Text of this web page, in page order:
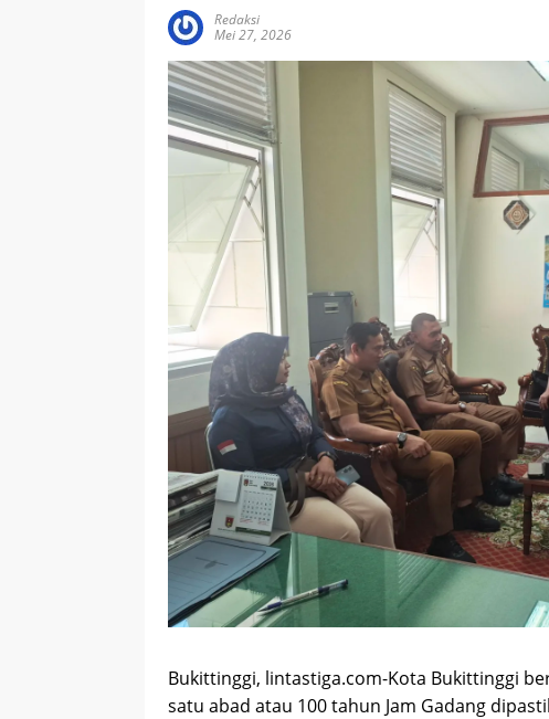
Redaksi
Mei 27, 2026
Bukittinggi, lintastiga.com-Kota Bukittinggi
satu abad atau 100 tahun Jam Gadang